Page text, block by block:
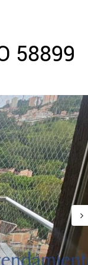
58899